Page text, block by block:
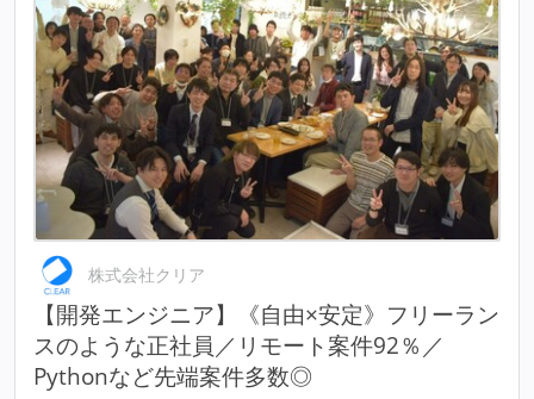
株式会社クリア
【開発エンジニア】《自由×安定》フリーラン
スのような正社員／リモート案件92％／
Pythonなど先端案件多数◎